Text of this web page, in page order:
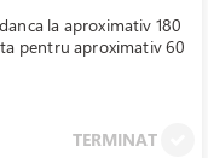
la aproximativ 180
pentru aproximativ 60
TERMINAT